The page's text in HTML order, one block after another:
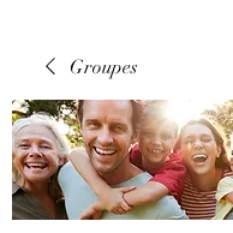
Groupes